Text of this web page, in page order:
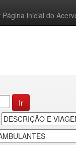
Página inicial do